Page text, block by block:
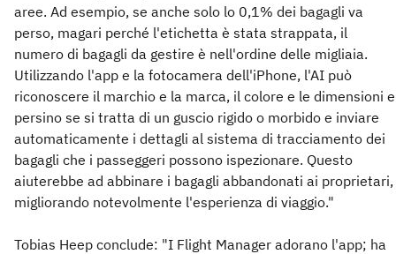
aree. Ad esempio, se anche solo lo 0,1% dei bagagli va
perso, magari perché l'etichetta è stata strappata, il
numero di bagagli da gestire è nell'ordine delle migliaia.
Utilizzando l'app e la fotocamera dell'iPhone, l'AI può
riconoscere il marchio e la marca, il colore e le dimensioni e
persino se si tratta di un guscio rigido o morbido e inviare
automaticamente i dettagli al sistema di tracciamento dei
bagagli che i passeggeri possono ispezionare. Questo
aiuterebbe ad abbinare i bagagli abbandonati ai proprietari,
migliorando notevolmente l'esperienza di viaggio."
Tobias Heep conclude: "I Flight Manager adorano l'app; ha